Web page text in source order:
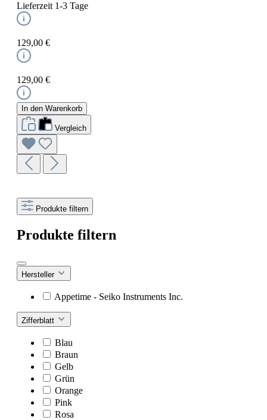
Lieferzeit 1-3 Tage
129,00 €
129,00 €
In den Warenkorb
Vergleich
Produkte filtern
Produkte filtern
Hersteller
Appetime - Seiko Instruments Inc.
Zifferblatt
Blau
Braun
Gelb
Grün
Orange
Pink
Rosa